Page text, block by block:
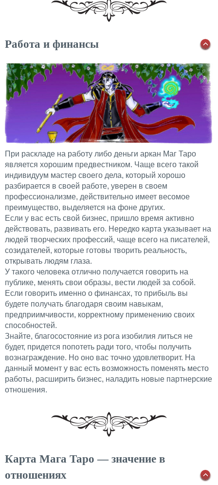
Работа и финансы
При раскладе на работу либо деньги аркан Маг Таро
является хорошим предвестником. Чаще всего такой
индивидуум мастер своего дела, который хорошо
разбирается в своей работе, уверен в своем
профессионализме, действительно имеет весомое
преимущество, выделяется на фоне других.
Если у вас есть свой бизнес, пришло время активно
действовать, развивать его. Нередко карта указывает на
людей творческих профессий, чаще всего на писателей,
созидателей, которые готовы творить реальность,
открывать людям глаза.
У такого человека отлично получается говорить на
публике, менять свои образы, вести людей за собой.
Если говорить именно о финансах, то прибыль вы
будете получать благодаря своим навыкам,
предприимчивости, корректному применению своих
способностей.
Знайте, благосостояние из рога изобилия литься не
будет, придется попотеть ради того, чтобы получить
вознаграждение. Но оно вас точно удовлетворит. На
данный момент у вас есть возможность поменять место
работы, расширить бизнес, наладить новые партнерские
отношения.
Карта Мага Таро — значение в
отношениях